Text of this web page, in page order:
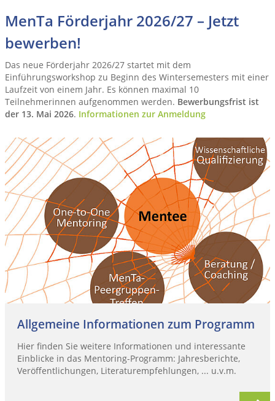
MenTa Förderjahr 2026/27 – Jetzt
bewerben!
Das neue Förderjahr 2026/27 startet mit dem
Einführungsworkshop zu Beginn des Wintersemesters mit einer
Laufzeit von einem Jahr. Es können maximal 10
Teilnehmerinnen aufgenommen werden. Bewerbungsfrist ist
der 13. Mai 2026. Informationen zur Anmeldung
Allgemeine Informationen zum Programm
Hier finden Sie weitere Informationen und interessante
Einblicke in das Mentoring-Programm: Jahresberichte,
Veröffentlichungen, Literaturempfehlungen, ... u.v.m.